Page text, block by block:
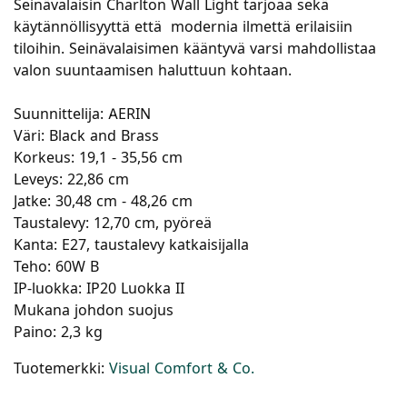
Seinävalaisin Charlton Wall Light tarjoaa sekä
käytännöllisyyttä että modernia ilmettä erilaisiin
tiloihin. Seinävalaisimen kääntyvä varsi mahdollistaa
valon suuntaamisen haluttuun kohtaan.
Suunnittelija: AERIN
Väri: Black and Brass
Korkeus: 19,1 - 35,56 cm
Leveys: 22,86 cm
Jatke: 30,48 cm - 48,26 cm
Taustalevy: 12,70 cm, pyöreä
Kanta: E27, taustalevy katkaisijalla
Teho: 60W B
IP-luokka: IP20 Luokka II
Mukana johdon suojus
Paino: 2,3 kg
Tuotemerkki: Visual Comfort & Co.